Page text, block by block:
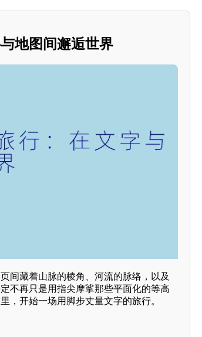
地图间邂逅世界
间藏着山脉的棱角、河流的脉络，以及
不再只是用指尖摩挲那些平面化的等高
开始一场用脚步丈量文字的旅行。